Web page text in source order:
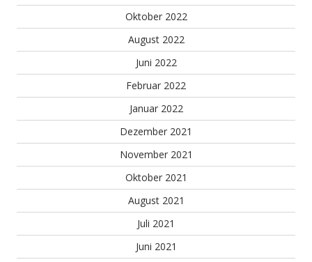
Oktober 2022
August 2022
Juni 2022
Februar 2022
Januar 2022
Dezember 2021
November 2021
Oktober 2021
August 2021
Juli 2021
Juni 2021